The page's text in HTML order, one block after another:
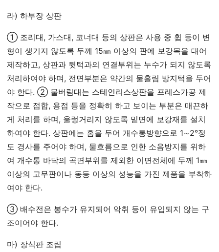
라) 하부장 상판
① 조리대, 가스대, 코너대 등의 상판은 사용 중 휨 등이 변
형이 생기지 않도록 두께 15㎜ 이상의 판에 보강목을 대어
제작하고, 상판과 뒷턱과의 연결부위는 누수가 되지 않도록
처리하여야 하며, 전면부분은 약간의 물흘림 방지턱을 두어
야 한다. ② 물버림대는 스테인리스상판을 프레스가공 제
작으로 접합, 용접 등을 정확히 하고 보이는 부분은 매끈하
게 처리를 하며, 울렁거리지 않도록 밑면에 보강재를 설치
하여야 한다. 상판에는 홈을 두어 개수통방향으로 1∼2°정
도 경사를 주어야 하며, 물흐름으로 인한 소음방지를 위하
여 개수통 바닥의 곡면부위를 제외한 이면전체에 두께 1㎜
이상의 고무판이나 동등 이상의 성능을 가진 제품을 부착하
여야 한다.
③ 배수전은 봉수가 유지되어 악취 등이 유입되지 않는 구
조이어야 한다.
마) 장식판 조립